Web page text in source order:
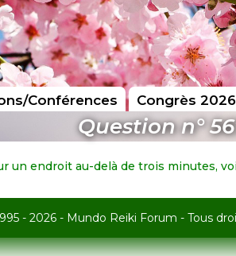
Conférences Congrès 2026
Question n°
un endroit au-delà de trois minutes,
- 2026 - Mundo Reiki Forum - Tous